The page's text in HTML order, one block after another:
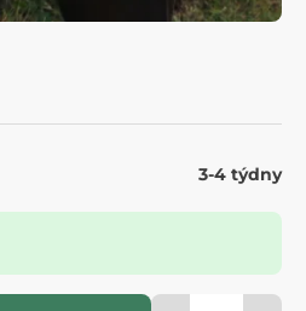
3-4 týdny